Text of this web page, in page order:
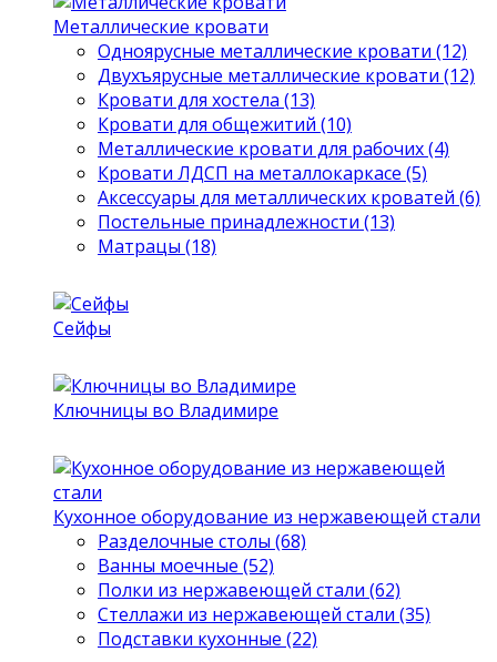
Металлические кровати
Одноярусные металлические кровати (12)
Двухъярусные металлические кровати (12)
Кровати для хостела (13)
Кровати для общежитий (10)
Металлические кровати для рабочих (4)
Кровати ЛДСП на металлокаркасе (5)
Аксессуары для металлических кроватей (6)
Постельные принадлежности (13)
Матрацы (18)
Сейфы
Ключницы во Владимире
Кухонное оборудование из нержавеющей стали
Разделочные столы (68)
Ванны моечные (52)
Полки из нержавеющей стали (62)
Стеллажи из нержавеющей стали (35)
Подставки кухонные (22)